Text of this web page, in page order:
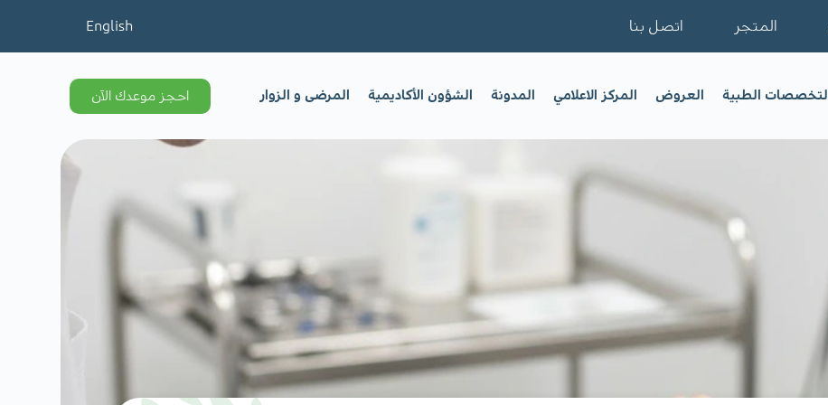
المتجر اتصل بنا English
التخصصات الطبية العروض المركز الاعلامي المدونة الشؤون الأكاديمية المرضى و الزوار احجز موعدك الآن